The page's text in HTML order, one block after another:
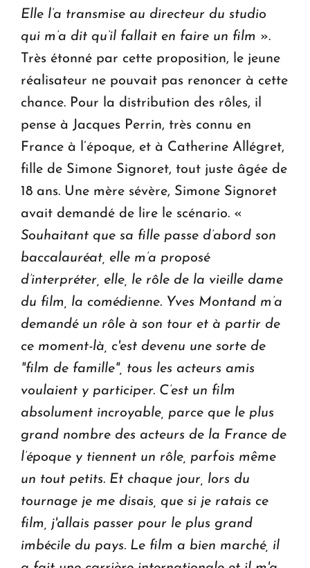
Elle l’a transmise au directeur du studio
qui m’a dit qu’il fallait en faire un film ».
Très étonné par cette proposition, le jeune
réalisateur ne pouvait pas renoncer à cette
chance. Pour la distribution des rôles, il
pense à Jacques Perrin, très connu en
France à l’époque, et à Catherine Allégret,
fille de Simone Signoret, tout juste âgée de
18 ans. Une mère sévère, Simone Signoret
avait demandé de lire le scénario. «
Souhaitant que sa fille passe d’abord son
baccalauréat, elle m’a proposé
d’interpréter, elle, le rôle de la vieille dame
du film, la comédienne. Yves Montand m’a
demandé un rôle à son tour et à partir de
ce moment-là, c'est devenu une sorte de
"film de famille", tous les acteurs amis
voulaient y participer. C’est un film
absolument incroyable, parce que le plus
grand nombre des acteurs de la France de
l’époque y tiennent un rôle, parfois même
un tout petits. Et chaque jour, lors du
tournage je me disais, que si je ratais ce
film, j'allais passer pour le plus grand
imbécile du pays. Le film a bien marché, il